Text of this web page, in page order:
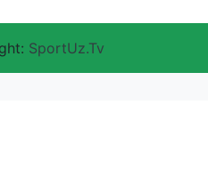
SportUz.Tv